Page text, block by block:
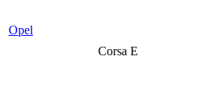
Opel
Corsa E